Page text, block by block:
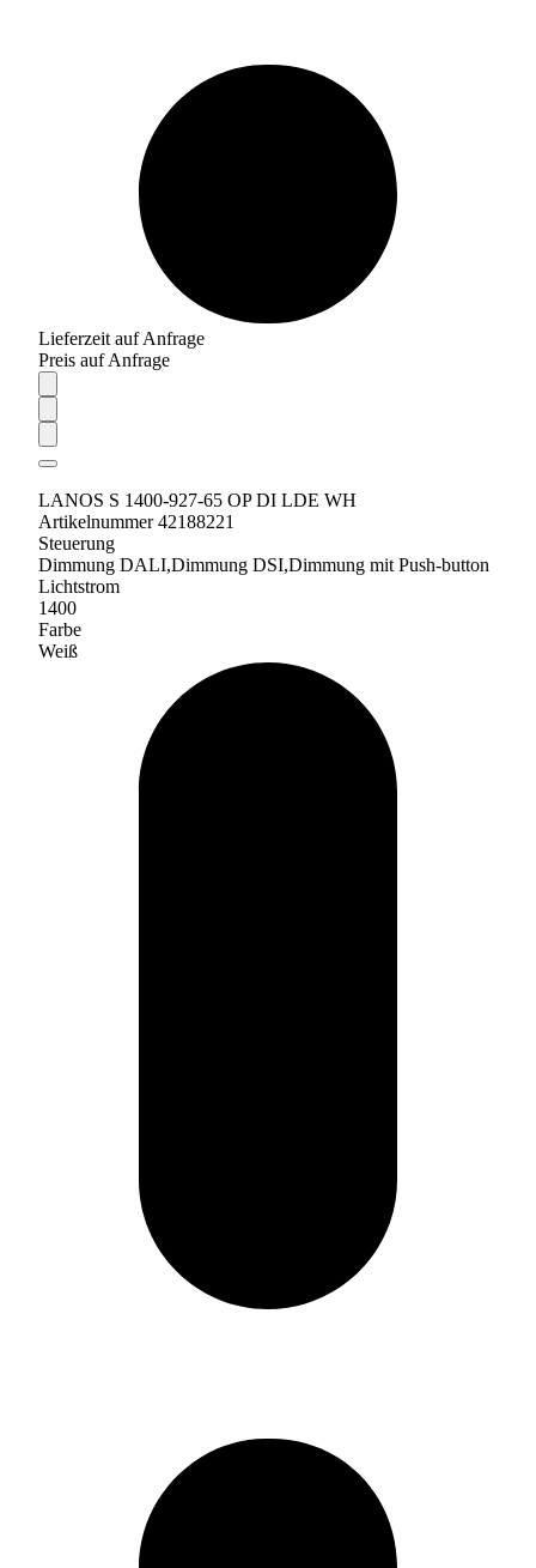
Lieferzeit auf Anfrage
Preis auf Anfrage
LANOS S 1400-927-65 OP DI LDE WH
Artikelnummer 42188221
Steuerung
Dimmung DALI,Dimmung DSI,Dimmung mit Push-button
Lichtstrom
1400
Farbe
Weiß